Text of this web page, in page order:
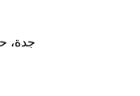
جدة،